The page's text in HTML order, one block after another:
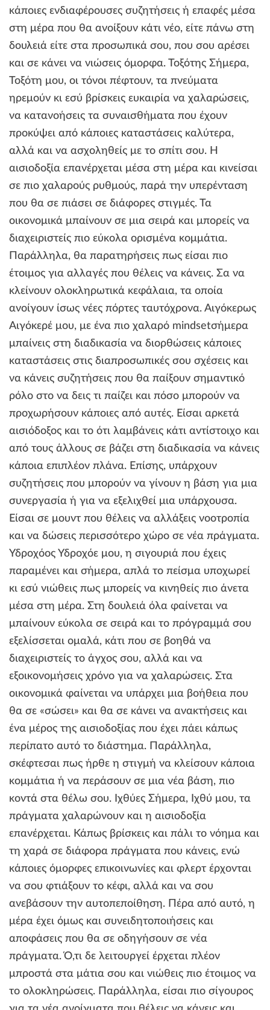
κάποιες ενδιαφέρουσες συζητήσεις ή επαφές μέσα
στη μέρα που θα ανοίξουν κάτι νέο, είτε πάνω στη
δουλειά είτε στα προσωπικά σου, που σου αρέσει
και σε κάνει να νιώσεις όμορφα. Τοξότης Σήμερα,
Τοξότη μου, οι τόνοι πέφτουν, τα πνεύματα
ηρεμούν κι εσύ βρίσκεις ευκαιρία να χαλαρώσεις,
να κατανοήσεις τα συναισθήματα που έχουν
προκύψει από κάποιες καταστάσεις καλύτερα,
αλλά και να ασχοληθείς με το σπίτι σου. Η
αισιοδοξία επανέρχεται μέσα στη μέρα και κινείσαι
σε πιο χαλαρούς ρυθμούς, παρά την υπερένταση
που θα σε πιάσει σε διάφορες στιγμές. Τα
οικονομικά μπαίνουν σε μια σειρά και μπορείς να
διαχειριστείς πιο εύκολα ορισμένα κομμάτια.
Παράλληλα, θα παρατηρήσεις πως είσαι πιο
έτοιμος για αλλαγές που θέλεις να κάνεις. Σα να
κλείνουν ολοκληρωτικά κεφάλαια, τα οποία
ανοίγουν ίσως νέες πόρτες ταυτόχρονα. Αιγόκερως
Αιγόκερέ μου, με ένα πιο χαλαρό mindsetσήμερα
μπαίνεις στη διαδικασία να διορθώσεις κάποιες
καταστάσεις στις διαπροσωπικές σου σχέσεις και
να κάνεις συζητήσεις που θα παίξουν σημαντικό
ρόλο στο να δεις τι παίζει και πόσο μπορούν να
προχωρήσουν κάποιες από αυτές. Είσαι αρκετά
αισιόδοξος και το ότι λαμβάνεις κάτι αντίστοιχο και
από τους άλλους σε βάζει στη διαδικασία να κάνεις
κάποια επιπλέον πλάνα. Επίσης, υπάρχουν
συζητήσεις που μπορούν να γίνουν η βάση για μια
συνεργασία ή για να εξελιχθεί μια υπάρχουσα.
Είσαι σε μουντ που θέλεις να αλλάξεις νοοτροπία
και να δώσεις περισσότερο χώρο σε νέα πράγματα.
Υδροχόος Υδροχόε μου, η σιγουριά που έχεις
παραμένει και σήμερα, απλά το πείσμα υποχωρεί
κι εσύ νιώθεις πως μπορείς να κινηθείς πιο άνετα
μέσα στη μέρα. Στη δουλειά όλα φαίνεται να
μπαίνουν εύκολα σε σειρά και το πρόγραμμά σου
εξελίσσεται ομαλά, κάτι που σε βοηθά να
διαχειριστείς το άγχος σου, αλλά και να
εξοικονομήσεις χρόνο για να χαλαρώσεις. Στα
οικονομικά φαίνεται να υπάρχει μια βοήθεια που
θα σε «σώσει» και θα σε κάνει να ανακτήσεις και
ένα μέρος της αισιοδοξίας που έχει πάει κάπως
περίπατο αυτό το διάστημα. Παράλληλα,
σκέφτεσαι πως ήρθε η στιγμή να κλείσουν κάποια
κομμάτια ή να περάσουν σε μια νέα βάση, πιο
κοντά στα θέλω σου. Ιχθύες Σήμερα, Ιχθύ μου, τα
πράγματα χαλαρώνουν και η αισιοδοξία
επανέρχεται. Κάπως βρίσκεις και πάλι το νόημα και
τη χαρά σε διάφορα πράγματα που κάνεις, ενώ
κάποιες όμορφες επικοινωνίες και φλερτ έρχονται
να σου φτιάξουν το κέφι, αλλά και να σου
ανεβάσουν την αυτοπεποίθηση. Πέρα από αυτό, η
μέρα έχει όμως και συνειδητοποιήσεις και
αποφάσεις που θα σε οδηγήσουν σε νέα
πράγματα. Ό,τι δε λειτουργεί έρχεται πλέον
μπροστά στα μάτια σου και νιώθεις πιο έτοιμος να
το ολοκληρώσεις. Παράλληλα, είσαι πιο σίγουρος